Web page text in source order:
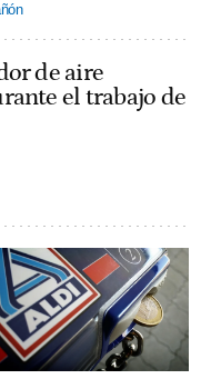
de aire
el trabajo de